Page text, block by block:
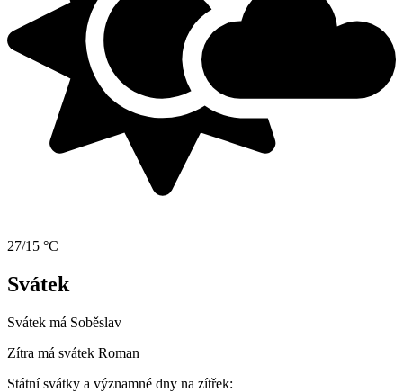
27/15 °C
Svátek
Svátek má Soběslav
Zítra má svátek Roman
Státní svátky a významné dny na zítřek: